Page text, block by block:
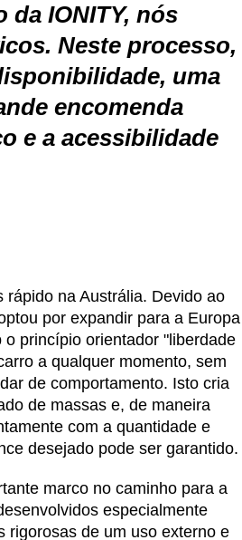
IONITY, nós
Neste processo,
uma
encomenda
e a acessibilidade
na Austrália. Devido ao
por expandir para a Europa
princípio orientador "liberdade
a qualquer momento, sem
de comportamento. Isto cria
de massas e, de maneira
com a quantidade e
desejado pode ser garantido.
marco no caminho para a
especialmente
rigorosas de um uso externo e